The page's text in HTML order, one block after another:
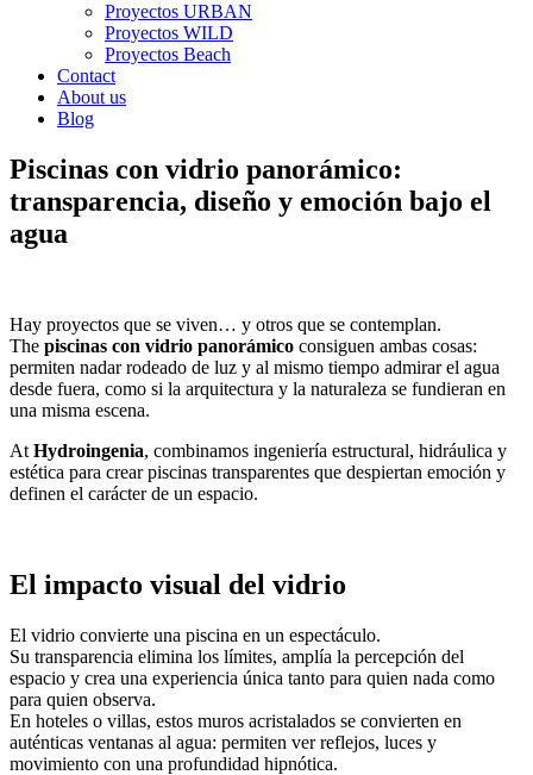
Proyectos URBAN
Proyectos WILD
Proyectos Beach
Contact
About us
Blog
Piscinas con vidrio panorámico:
transparencia, diseño y emoción bajo el
agua
Hay proyectos que se viven… y otros que se contemplan.
The piscinas con vidrio panorámico consiguen ambas cosas:
permiten nadar rodeado de luz y al mismo tiempo admirar el agua
desde fuera, como si la arquitectura y la naturaleza se fundieran en
una misma escena.
At Hydroingenia, combinamos ingeniería estructural, hidráulica y
estética para crear piscinas transparentes que despiertan emoción y
definen el carácter de un espacio.
El impacto visual del vidrio
El vidrio convierte una piscina en un espectáculo.
Su transparencia elimina los límites, amplía la percepción del
espacio y crea una experiencia única tanto para quien nada como
para quien observa.
En hoteles o villas, estos muros acristalados se convierten en
auténticas ventanas al agua: permiten ver reflejos, luces y
movimiento con una profundidad hipnótica.